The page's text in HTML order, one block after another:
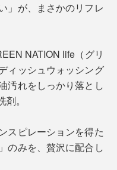
」が、まさかのリフレ
NATION life（グリ
ィッシュウォッシング
汚れをしっかり落とし
。
スピレーションを得た
のみを、贅沢に配合し